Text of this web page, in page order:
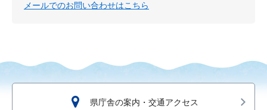
メールでのお問い合わせはこちら
県庁舎の案内・交通アクセス